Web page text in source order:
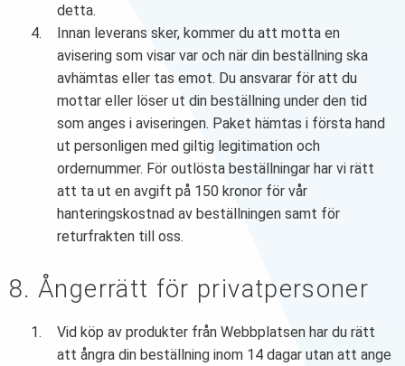
detta.
Innan leverans sker, kommer du att motta en
avisering som visar var och när din beställning ska
avhämtas eller tas emot. Du ansvarar för att du
mottar eller löser ut din beställning under den tid
som anges i aviseringen. Paket hämtas i första hand
ut personligen med giltig legitimation och
ordernummer. För outlösta beställningar har vi rätt
att ta ut en avgift på 150 kronor för vår
hanteringskostnad av beställningen samt för
returfrakten till oss.
8. Ångerrätt för privatpersoner
Vid köp av produkter från Webbplatsen har du rätt
att ångra din beställning inom 14 dagar utan att ange